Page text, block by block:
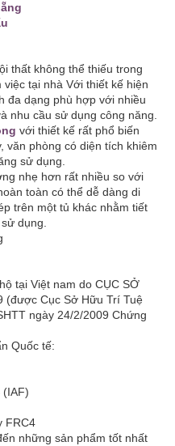
thất không thể thiếu trong
tại nhà Với thiết kế hiện
đa dạng phù hợp với nhiều
nhu cầu sử dụng công năng.
với thiết kế rất phổ biến
văn phòng có diện tích khiêm
sử dụng.
nhẹ hơn rất nhiều so với
toàn có thể dễ dàng di
trên một tủ khác nhằm tiết
dụng.
tại Việt nam do CỤC SỞ
(được Cục Sở Hữu Trí Tuệ
ngày 24/2/2009 Chứng
Quốc tế:
(IAF)
FRC4
những sản phẩm tốt nhất